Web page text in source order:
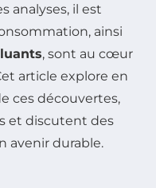
analyses, il est
ainsi
, sont au cœur
article explore en
ces découvertes,
et discutent des
avenir durable.